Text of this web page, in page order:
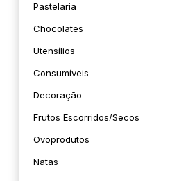
Pastelaria
Chocolates
Utensílios
Consumíveis
Decoração
Frutos Escorridos/secos
Ovoprodutos
Natas